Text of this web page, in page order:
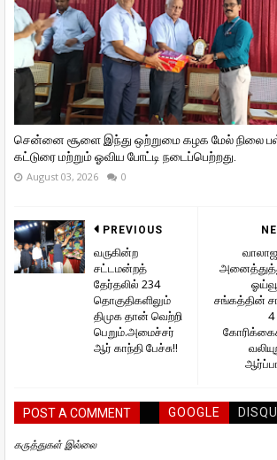
சென்னை சூளை இந்து ஒற்றுமை கழக மேல் நிலை
கட்டுரை மற்றும் ஓவிய போட்டி நடைப்பெற்றது.
August 03, 2026 0
சங்கத்தின்
PREVIOUS
வருகின்ற
சட்டமன்றத்
தேர்தலில் 234
தொகுதிகளிலும்
திமுக தான் வெற்றி
பெறும்.அமைச்சர்
ஆர் காந்தி பேச்சு!!
POST A COMMENT GOOGLE
கருத்துகள் இல்லை